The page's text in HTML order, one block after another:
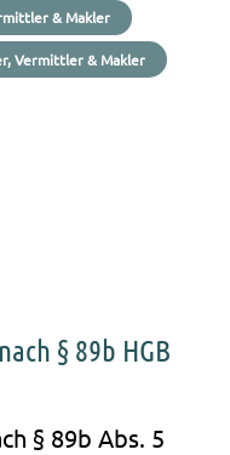
& Makler
Vermittler & Makler
§ 89b HGB
§ 89b Abs. 5